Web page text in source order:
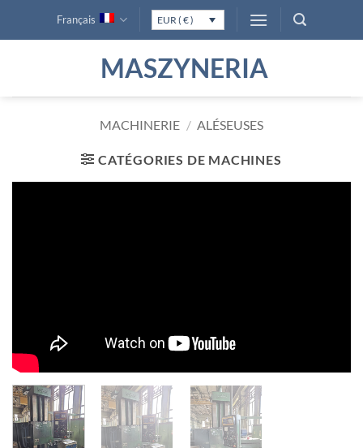
Français EUR ( € )
MASZYNERIA
MACHINERIE / ALÉSEUSES
CATÉGORIES DE MACHINES